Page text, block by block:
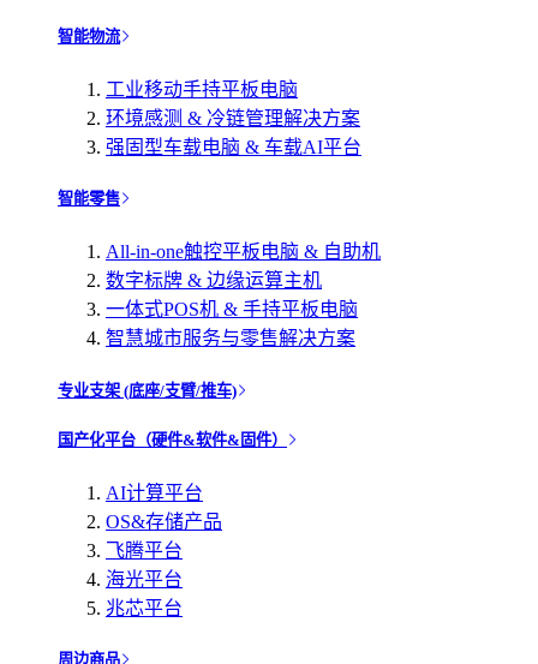
智能物流
工业移动手持平板电脑
环境感测 & 冷链管理解决方案
强固型车载电脑 & 车载AI平台
智能零售
All-in-one触控平板电脑 & 自助机
数字标牌 & 边缘运算主机
一体式POS机 & 手持平板电脑
智慧城市服务与零售解决方案
专业支架 (底座/支臂/推车)
国产化平台（硬件&软件&固件）
AI计算平台
OS&存储产品
飞腾平台
海光平台
兆芯平台
周边商品